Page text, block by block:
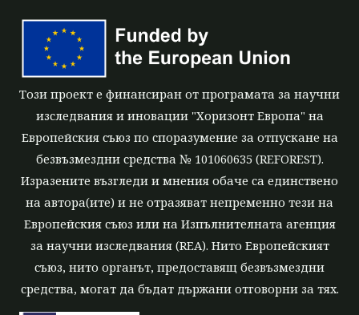
Този проект е финансиран от програмата за научни
изследвания и иновации "Хоризонт Европа" на
Европейския съюз по споразумение за отпускане на
безвъзмездни средства № 101060635 (REFOREST).
Изразените възгледи и мнения обаче са единствено
на автора(ите) и не отразяват непременно тези на
Европейския съюз или на Изпълнителната агенция
за научни изследвания (REA). Нито Европейският
съюз, нито органът, предоставящ безвъзмездни
средства, могат да бъдат държани отговорни за тях.